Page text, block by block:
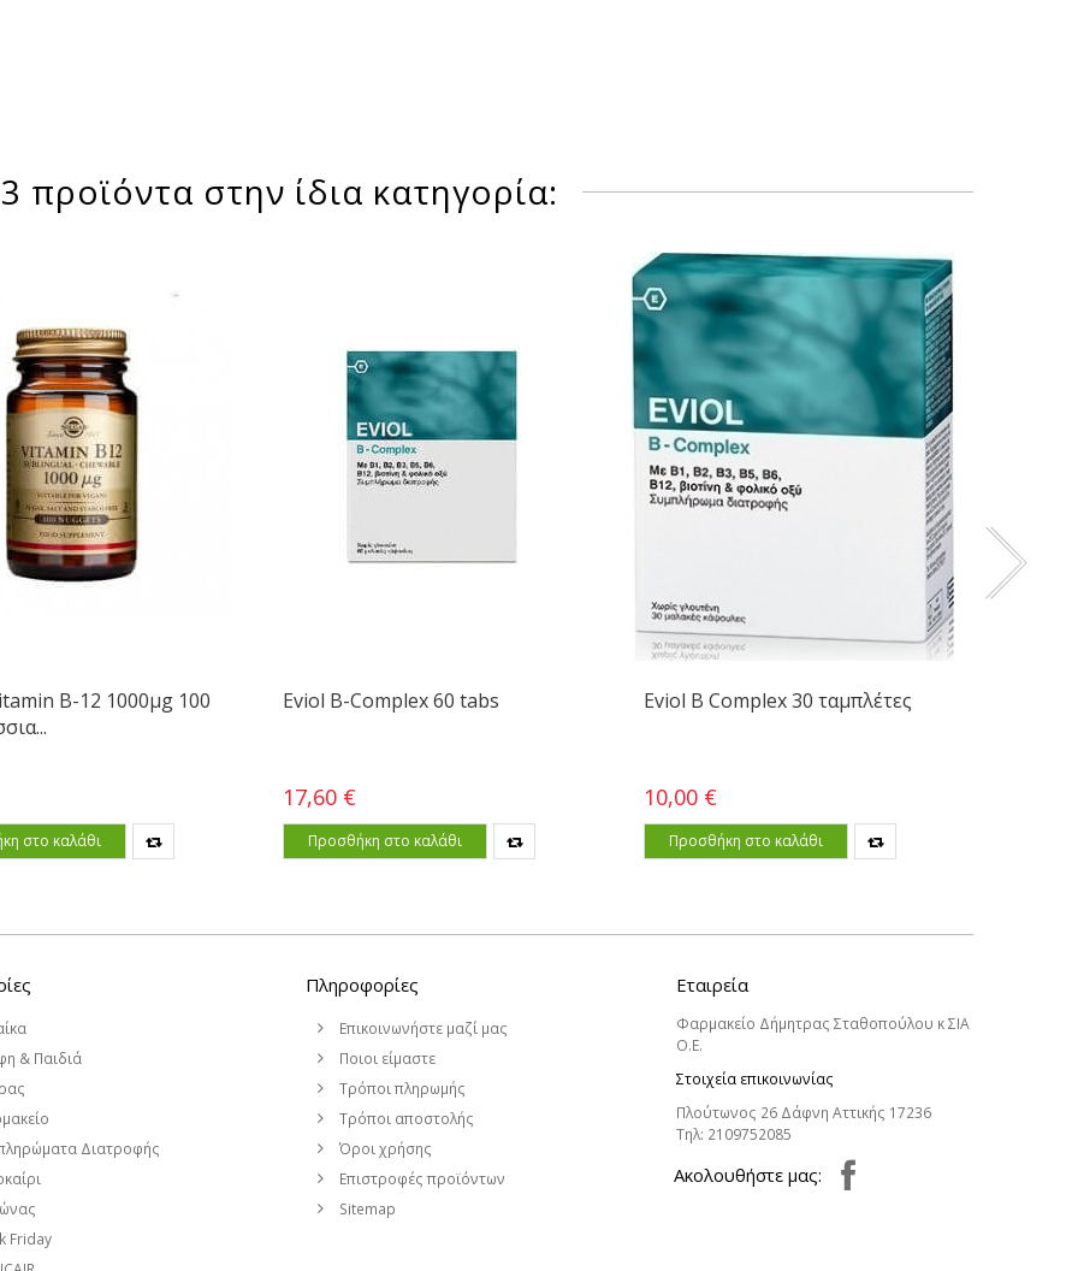
προϊόντα στην ίδια κατηγορία:
B-12 1000μg 100
στο καλάθι
Eviol B-Complex 60 tabs
17,60 €
Προσθήκη στο καλάθι
Eviol B Complex 30 ταμπλέτες
10,00 €
Προσθήκη στο καλάθι
& Παιδιά
Διατροφής
Friday
Πληροφορίες
Επικοινωνήστε μαζί μας
Ποιοι είμαστε
Τρόποι πληρωμής
Τρόποι αποστολής
Όροι χρήσης
Επιστροφές προϊόντων
Sitemap
Εταιρεία
Φαρμακείο Δήμητρας Σταθοπούλου κ ΣΙΑ
Ο.Ε.
Στοιχεία επικοινωνίας
Πλούτωνος 26 Δάφνη Αττικής 17236
Τηλ: 2109752085
Aκολουθήστε μας: